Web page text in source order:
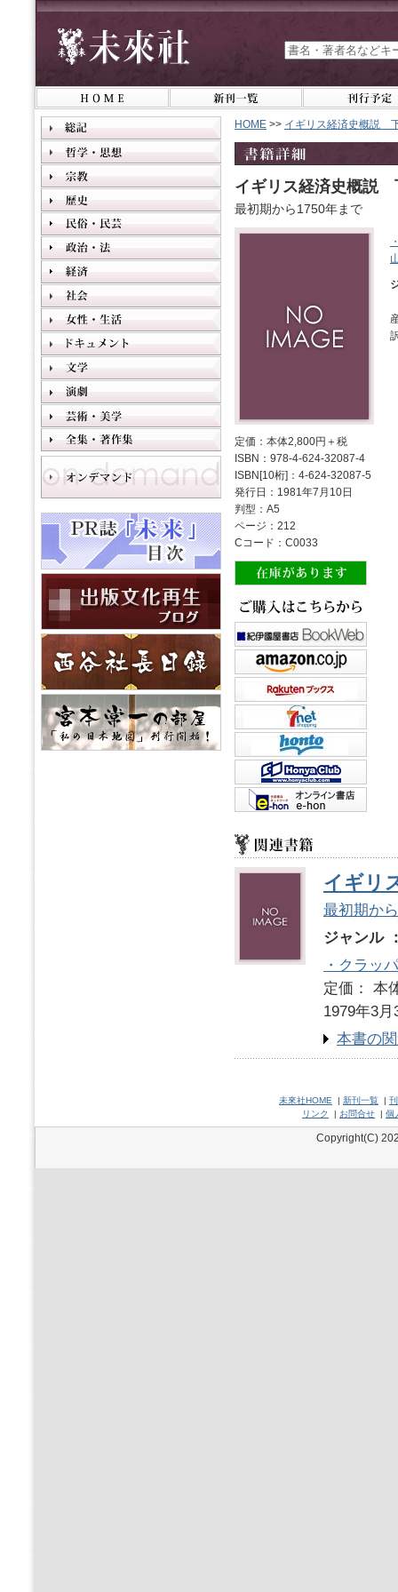
HOME >> イギリス経済史概説
イギリス経済史概説
最初期から1750年まで
定価：本体2,800円＋税
ISBN：978-4-624-32087-4
ISBN[10桁]：4-624-32087-5
発行日：1981年7月10日
判型：A5
ページ：212
Cコード：C0033
イギリ
最初期か
ジャンル
・クラッ
定価：
1979年3月
本書の
未來社HOME | 新刊一覧 |
リンク
| お問合せ | 個
Copyright(C)